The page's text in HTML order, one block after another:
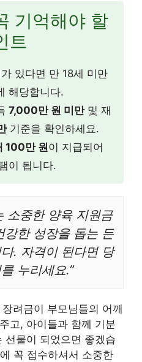
기억해야 할
트
가 있다면 만 18세 미만
해당합니다.
7,000만 원 미만및 재
기준을 확인하세요.
100만 원이 지급되어
이 됩니다.
소중한 양육 지원금
강한 성장을 돕는 든
. 자격이 된다면 당
누리세요.”
려금이 부모님들의 어깨
고, 아이들과 함께 기분
선물이 되었으면 좋겠습
에 꼭 접수하셔서 소중한